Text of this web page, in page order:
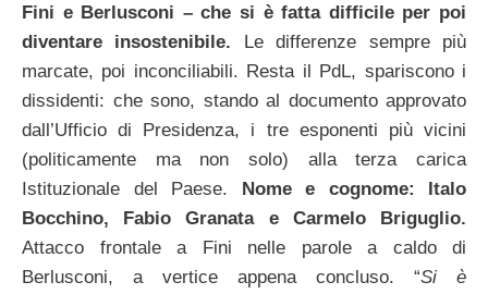
Fini e Berlusconi – che si è fatta difficile per poi
diventare insostenibile. Le differenze sempre più
marcate, poi inconciliabili. Resta il PdL, spariscono i
dissidenti: che sono, stando al documento approvato
dall’Ufficio di Presidenza, i tre esponenti più vicini
(politicamente ma non solo) alla terza carica
Istituzionale del Paese. Nome e cognome: Italo
Bocchino, Fabio Granata e Carmelo Briguglio.
Attacco frontale a Fini nelle parole a caldo di
Berlusconi, a vertice appena concluso. “Si è